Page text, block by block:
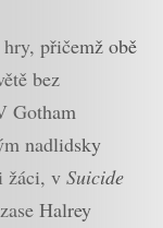
přičemž obě
bez
Gotham
nadlidsky
žáci, v Suicide
Halrey